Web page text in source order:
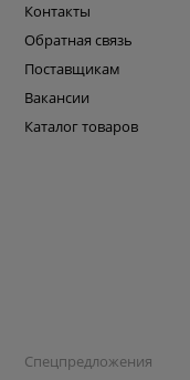
Контакты
Обратная связь
Поставщикам
Вакансии
Каталог товаров
Спецпредложения